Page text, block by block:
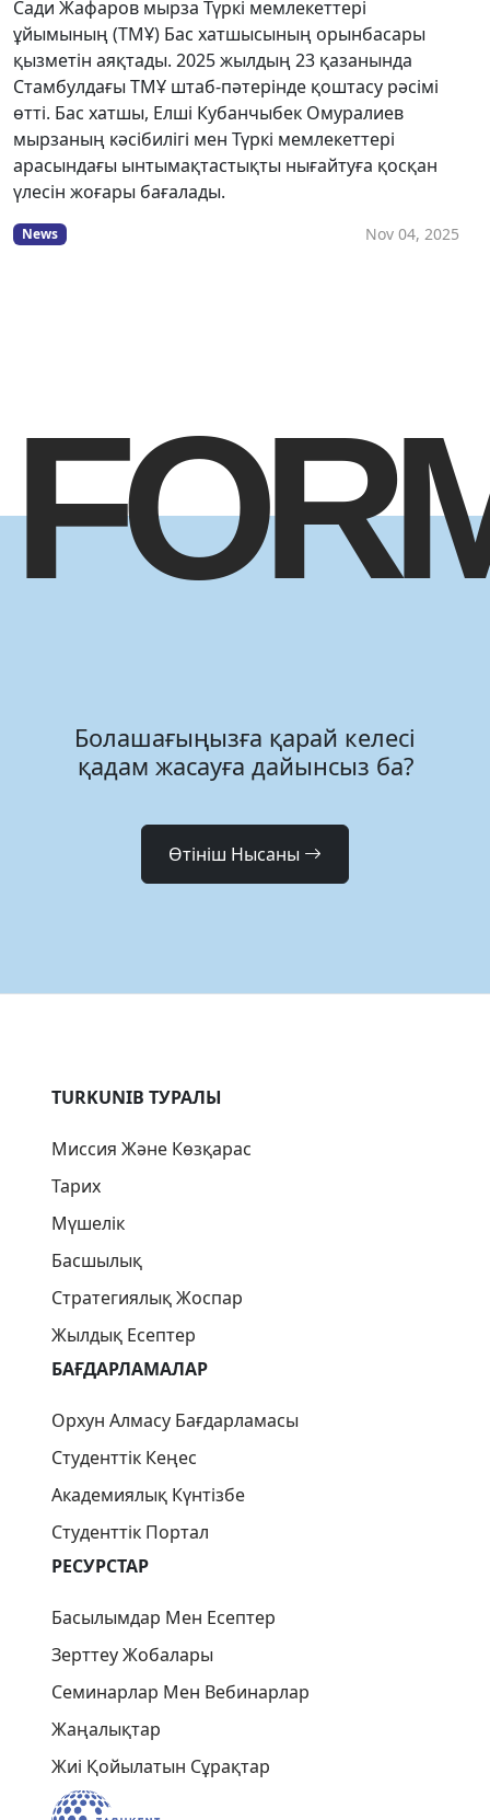
Сади Жафаров мырза Түркі мемлекеттері
ұйымының (ТМҰ) Бас хатшысының орынбасары
қызметін аяқтады. 2025 жылдың 23 қазанында
Стамбулдағы ТМҰ штаб-пәтерінде қоштасу рәсімі
өтті. Бас хатшы, Елші Кубанчыбек Омуралиев
мырзаның кәсібилігі мен Түркі мемлекеттері
арасындағы ынтымақтастықты нығайтуға қосқан
үлесін жоғары бағалады.
News Nov 04, 2025
Болашағыңызға қарай келесі
қадам жасауға дайынсыз ба?
Өтініш Нысаны
TURKUNIB ТУРАЛЫ
Миссия Және Көзқарас
Тарих
Мүшелік
Басшылық
Стратегиялық Жоспар
Жылдық Есептер
БАҒДАРЛАМАЛАР
Орхун Алмасу Бағдарламасы
Студенттік Кеңес
Академиялық Күнтізбе
Студенттік Портал
РЕСУРСТАР
Басылымдар Мен Есептер
Зерттеу Жобалары
Семинарлар Мен Вебинарлар
Жаңалықтар
Жиі Қойылатын Сұрақтар